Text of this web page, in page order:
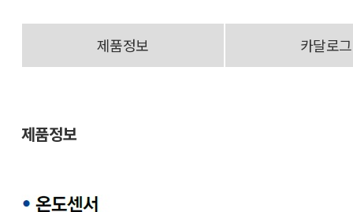
제품정보 카달로그
제품정보